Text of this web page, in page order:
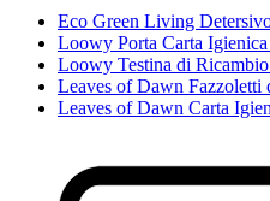
Eco Green Living
Loowy Porta Carta
Loowy Testina di
Leaves of Dawn Fazzoletti
Leaves of Dawn Carta